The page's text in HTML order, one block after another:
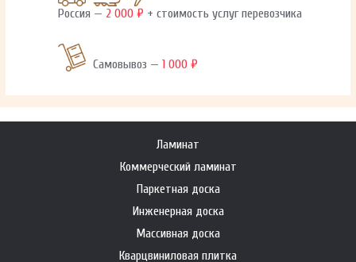
Россия — 2 000 ₽ + стоимость услуг перевозчика
Самовывоз —1 000 ₽
Ламинат
Коммерческий ламинат
Паркетная доска
Инженерная доска
Массивная доска
Кварцвиниловая плитка